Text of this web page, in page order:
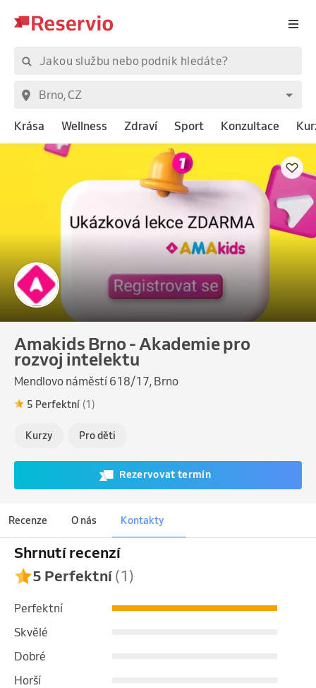
Krása Wellness Zdraví Sport Konzultace
Amakids Brno - Akademie pro
rozvoj intelektu
Mendlovo náměstí 618/17, Brno
5 Perfektní (1)
Kurzy Pro děti
Rezervovat termín
Recenze O nás Kontakty
Shrnutí recenzí
5 Perfektní(1)
Perfektní
Skvělé
Dobré
Horší